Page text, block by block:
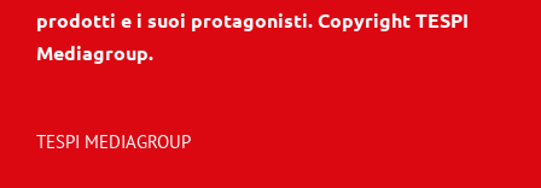
prodotti e i suoi protagonisti. Copyright TESPI
Mediagroup.
TESPI MEDIAGROUP